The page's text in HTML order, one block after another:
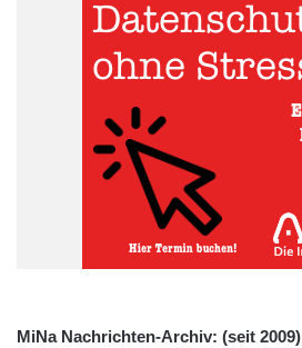
MiNa Nachrichten-Archiv: (seit 2009)